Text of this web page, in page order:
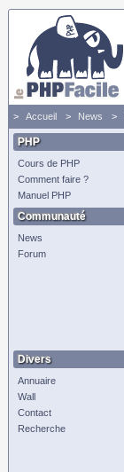
Accueil News
PHP
Cours de PHP
Comment faire ?
Manuel PHP
Communauté
News
Forum
Divers
Annuaire
Wall
Contact
Recherche